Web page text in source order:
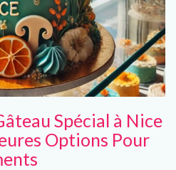
Spécial à Nice
Options Pour